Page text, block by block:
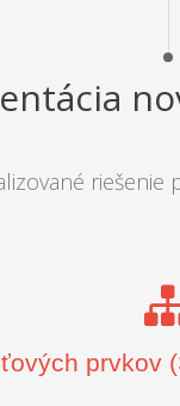
riešenie
prvkov